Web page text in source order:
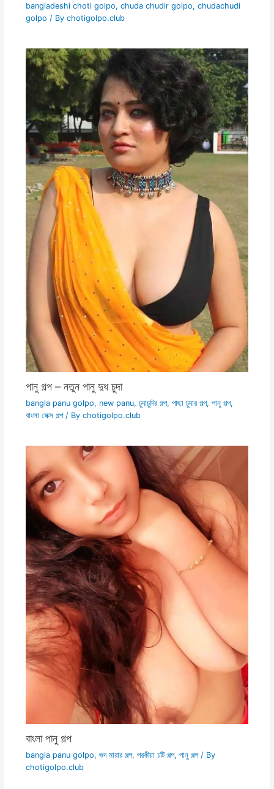
bangladeshi choti golpo, chuda chudir golpo, chudachudi
golpo / By chotigolpo.club
পানু গল্প – নতুন পানু দুধ চুদা
bangla panu golpo, new panu, চুদাচুদির গল্প, পাছা চুদার গল্প, পানু গল্প,
বাংলা সেক্স গল্প/ By chotigolpo.club
বাংলা পানু গল্প
bangla panu golpo, গুদ মারার গল্প, পরকীয়া চটি গল্প, পানু গল্প/ By
chotigolpo.club